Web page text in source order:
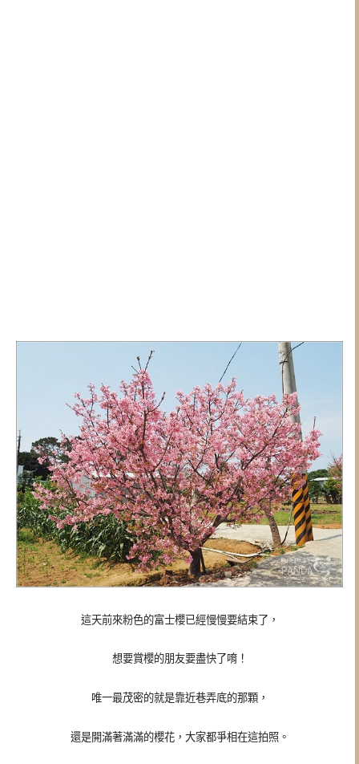
這天前來粉色的富士櫻已經慢慢要結束了，
想要賞櫻的朋友要盡快了唷！
唯一最茂密的就是靠近巷弄底的那顆，
還是開滿著滿滿的櫻花，大家都爭相在這拍照。